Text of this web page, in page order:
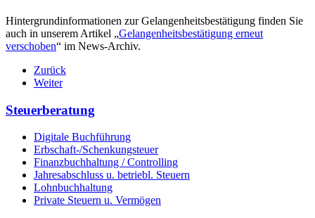
Hintergrundinformationen zur Gelangenheitsbestätigung finden Sie
auch in unserem Artikel „Gelangenheitsbestätigung erneut
verschoben“ im News-Archiv.
Zurück
Weiter
Steuerberatung
Digitale Buchführung
Erbschaft-/Schenkungsteuer
Finanzbuchhaltung / Controlling
Jahresabschluss u. betriebl. Steuern
Lohnbuchhaltung
Private Steuern u. Vermögen